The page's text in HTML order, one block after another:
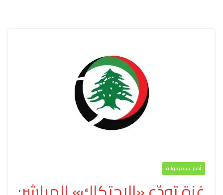
أخبار عربية ودولية